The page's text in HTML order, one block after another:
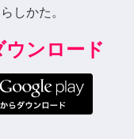
しかた。
ンロード